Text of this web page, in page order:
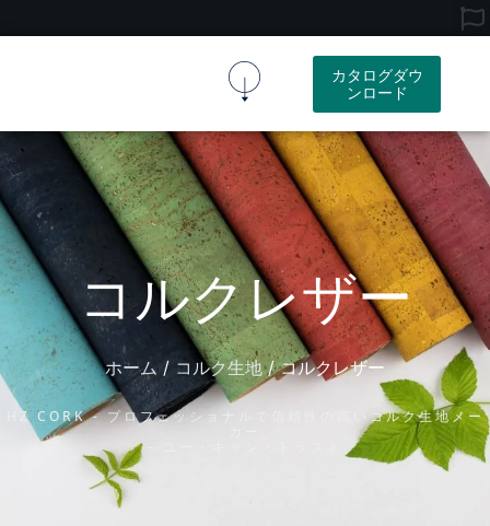
カタログダウ
ンロード
コルクレザー
ホーム/ コルク生地/ コルクレザー
HZ CORK - プロフェッショナルで信頼性の高いコルク生地メー